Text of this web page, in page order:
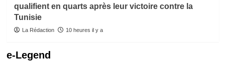
qualifient en quarts après leur victoire contre la
Tunisie
La Rédaction 10 heures il y a
e-Legend